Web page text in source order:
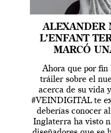
ALEXANDER
L’ENFANT
MARCÓ
Ahora que por fin
tráiler sobre el
acerca de su vida
#VEINDIGITAL te
deberías conocer
Inglaterra ha visto